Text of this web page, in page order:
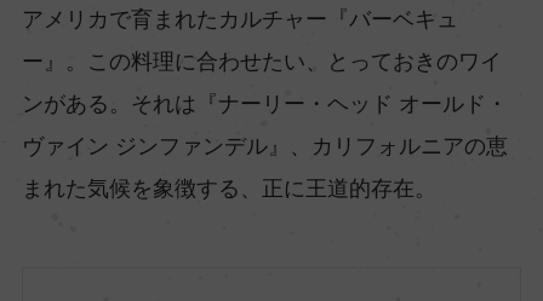
アメリカで育まれたカルチャー『バーベキュ
ー』。この料理に合わせたい、とっておきのワイ
ンがある。それは『ナーリー・ヘッド オールド・
ヴァイン ジンファンデル』、カリフォルニアの恵
まれた気候を象徴する、正に王道的存在。